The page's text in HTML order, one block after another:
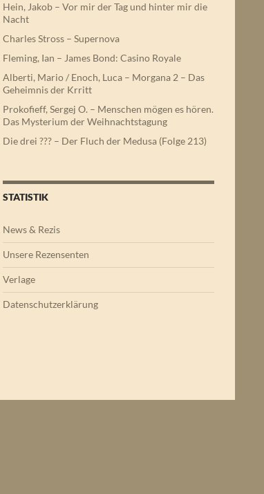
Hein, Jakob – Vor mir der Tag und hinter mir die
Nacht
Charles Stross – Supernova
Fleming, Ian – James Bond: Casino Royale
Alberti, Mario / Enoch, Luca – Morgana 2 – Das
Geheimnis der Krritt
Prokofieff, Sergej O. – Menschen mögen es hören.
Das Mysterium der Weihnachtstagung
Die drei ??? – Der Fluch der Medusa (Folge 213)
STATISTIK
News & Rezis
Unsere Rezensenten
Verlage
Datenschutzerklärung